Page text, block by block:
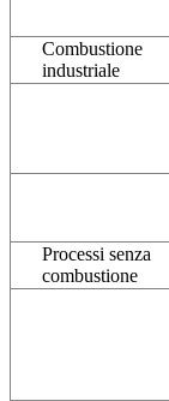
Combustione
industriale
Processi senza
combustione